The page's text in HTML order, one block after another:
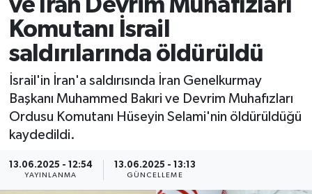
ve İran Devrim Muhafızları
Komutanı İsrail
saldırılarında öldürüldü
İsrail'in İran'a saldırısında İran Genelkurmay
Başkanı Muhammed Bakıri ve Devrim Muhafızları
Ordusu Komutanı Hüseyin Selami'nin öldürüldüğü
kaydedildi.
13.06.2025 - 12:54
YAYINLANMA
13.06.2025 - 13:13
GÜNCELLEME